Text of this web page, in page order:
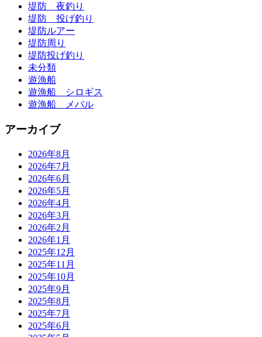
堤防 夜釣り
堤防 投げ釣り
堤防ルアー
堤防周り
堤防投げ釣り
未分類
遊漁船
遊漁船 シロギス
遊漁船 メバル
アーカイブ
2026年8月
2026年7月
2026年6月
2026年5月
2026年4月
2026年3月
2026年2月
2026年1月
2025年12月
2025年11月
2025年10月
2025年9月
2025年8月
2025年7月
2025年6月